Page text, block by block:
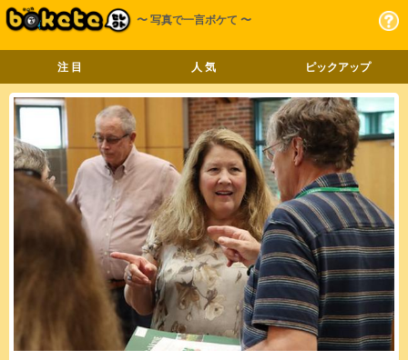
〜 写真で一言ボケて 〜
注 目 人 気 ピックアップ